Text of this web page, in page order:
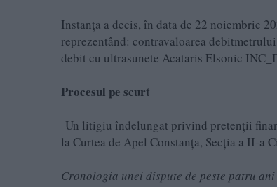
Instanța a decis, în data de 22 noiembrie
reprezentând: contravaloarea
debit cu ultrasunete Acataris Elsonic
Procesul pe scurt
Un litigiu îndelungat privind pretenții
la Curtea de Apel Constanța, Secția a II-
Cronologia unei dispute de peste patru ani